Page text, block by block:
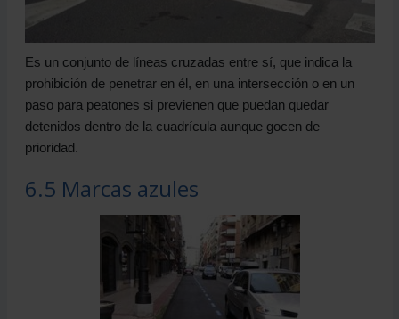
Es un conjunto de líneas cruzadas entre sí, que indica la
prohibición de penetrar en él, en una intersección o en un
paso para peatones si previenen que puedan quedar
detenidos dentro de la cuadrícula aunque gocen de
prioridad.
6.5 Marcas azules